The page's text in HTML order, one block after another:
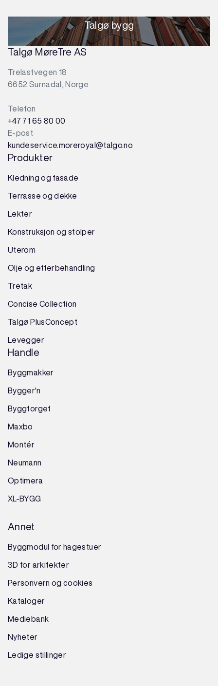
Talgø bygg
Talgø MøreTre AS
Trelastvegen 18
6652 Surnadal, Norge
Telefon
+47 71 65 80 00
E-post
kundeservice.moreroyal@talgo.no
Produkter
Kledning og fasade
Terrasse og dekke
Lekter
Konstruksjon og stolper
Uterom
Olje og etterbehandling
Tretak
Concise Collection
Talgø PlusConcept
Levegger
Handle
Byggmakker
Bygger'n
Byggtorget
Maxbo
Montér
Neumann
Optimera
XL-BYGG
Annet
Byggmodul for hagestuer
3D for arkitekter
Personvern og cookies
Kataloger
Mediebank
Nyheter
Ledige stillinger